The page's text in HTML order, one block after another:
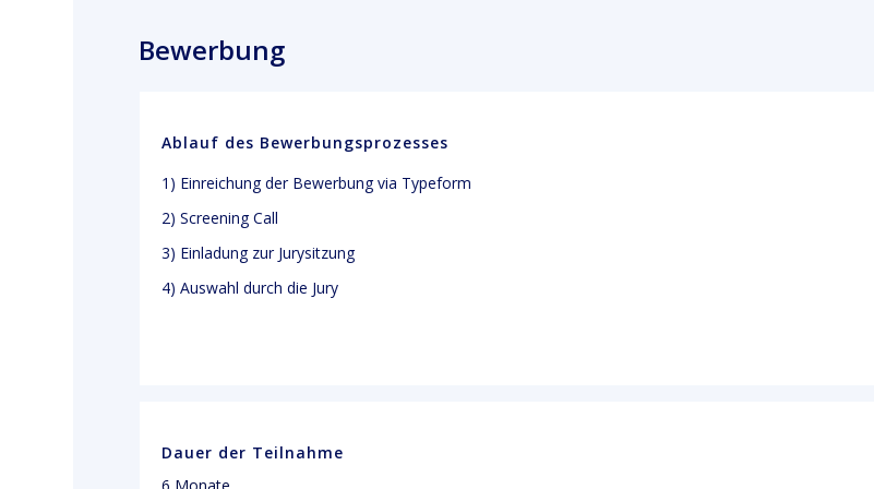
Bewerbung
Ablauf des Bewerbungsprozesses
1) Einreichung der Bewerbung via Typeform
2) Screening Call
3) Einladung zur Jurysitzung
4) Auswahl durch die Jury
Dauer der Teilnahme